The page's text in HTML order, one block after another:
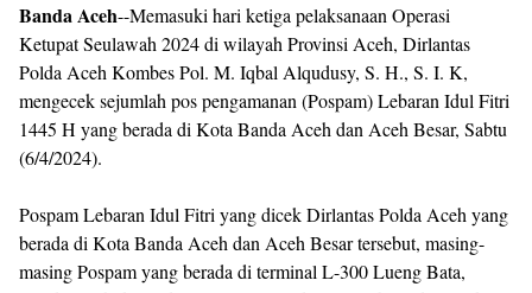
Banda Aceh--Memasuki hari ketiga pelaksanaan Operasi
Ketupat Seulawah 2024 di wilayah Provinsi Aceh, Dirlantas
Polda Aceh Kombes Pol. M. Iqbal Alqudusy, S. H., S. I. K,
mengecek sejumlah pos pengamanan (Pospam) Lebaran Idul Fitri
1445 H yang berada di Kota Banda Aceh dan Aceh Besar, Sabtu
(6/4/2024).
Pospam Lebaran Idul Fitri yang dicek Dirlantas Polda Aceh yang
berada di Kota Banda Aceh dan Aceh Besar tersebut, masing-
masing Pospam yang berada di terminal L-300 Lueng Bata,